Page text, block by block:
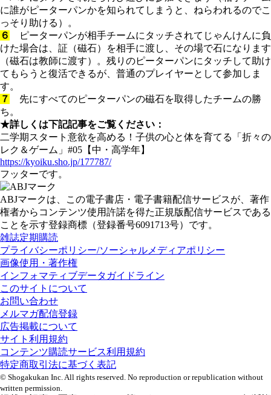
に誰がピーターパンかを知られてしまうと、ねらわれるのでこ
っそり助ける）。
６
ピーターパンが相手チームにタッチされてじゃんけんに負
けた場合は、証（磁石）を相手に渡し、その場で石になります
（磁石は教師に渡す）。残りのピーターパンにタッチして助け
てもらうと復活できるが、普通のプレイヤーとして参加しま
す。
７
先にすべてのピーターパンの磁石を取得したチームの勝
ち。
★詳しくは下記記事をご覧ください：
二学期スタート意欲を高める！子供の心と体を育てる「折々の
レク＆ゲーム」#05【中・高学年】
https://kyoiku.sho.jp/177787/
フッターです。
ABJマークは、この電子書店・電子書籍配信サービスが、著作
権者からコンテンツ使用許諾を得た正規版配信サービスである
ことを示す登録商標（登録番号6091713号）です。
雑誌定期購読
プライバシーポリシー/ソーシャルメディアポリシー
画像使用・著作権
インフォマティブデータガイドライン
このサイトについて
お問い合わせ
メルマガ配信登録
広告掲載について
サイト利用規約
コンテンツ購読サービス利用規約
特定商取引法に基づく表記
© Shogakukan Inc. All rights reserved. No reproduction or republication without
written permission.